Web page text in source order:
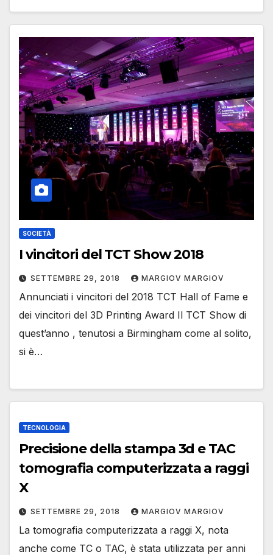
SOCIETÀ
I vincitori del TCT Show 2018
SETTEMBRE 29, 2018 MARGIOV MARGIOV
Annunciati i vincitori del 2018 TCT Hall of Fame e
dei vincitori del 3D Printing Award Il TCT Show di
quest’anno , tenutosi a Birmingham come al solito,
si è…
TECNOLOGIA
Precisione della stampa 3d e TAC
tomografia computerizzata a raggi
X
SETTEMBRE 29, 2018 MARGIOV MARGIOV
La tomografia computerizzata a raggi X, nota
anche come TC o TAC, è stata utilizzata per anni